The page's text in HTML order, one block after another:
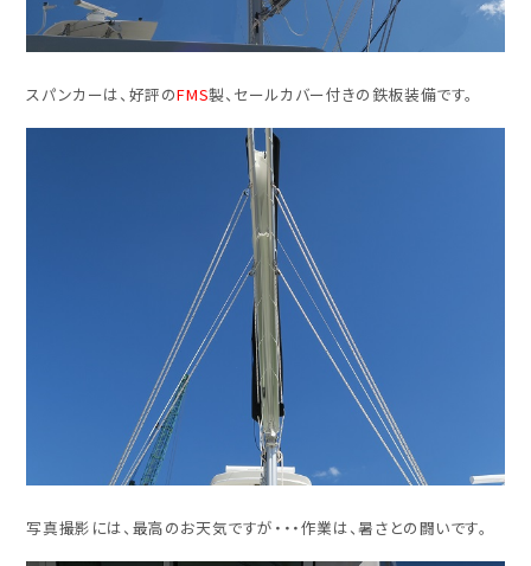
スパンカーは、好評のFMS製、セールカバー付きの鉄板装備です。
写真撮影には、最高のお天気ですが・・・作業は、暑さとの闘いです。